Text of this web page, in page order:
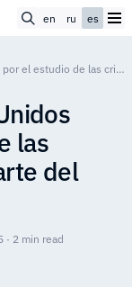
en ru es
Los padres de Estados Unidos abogan por el estudio de las criptomonedas como parte del programa escolar
las
del
· 2 min read